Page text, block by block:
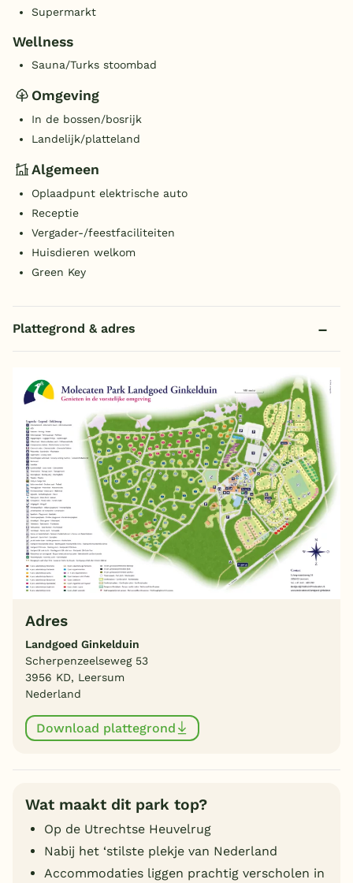
Supermarkt
Wellness
Sauna/Turks stoombad
Omgeving
In de bossen/bosrijk
Landelijk/platteland
Algemeen
Oplaadpunt elektrische auto
Receptie
Vergader-/feestfaciliteiten
Huisdieren welkom
Green Key
Plattegrond & adres
Adres
Landgoed Ginkelduin
Scherpenzeelseweg 53
3956 KD, Leersum
Nederland
Download plattegrond
Wat maakt dit park top?
Op de Utrechtse Heuvelrug
Nabij het ‘stilste plekje van Nederland
Accommodaties liggen prachtig verscholen in